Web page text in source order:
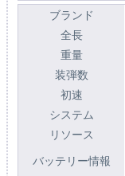
ブランド
全長
重量
装弾数
初速
システム
リソース
バッテリー情報